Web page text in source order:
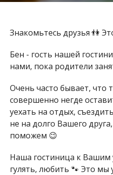
Знакомьтесь друзья 👫
Бен - гость нашей
нами, пока родители
Очень часто бывает, что
совершенно негде
уехать на отдых,
не на долго Вашего
поможем 😉
Наша гостиница к Вашим
гулять, любить 🐾 Это